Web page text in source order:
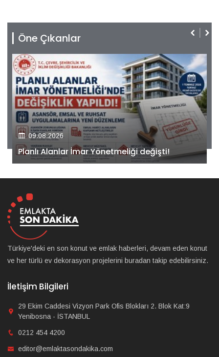
Öne Çıkanlar
09.08.2026
Kiler GYO’dan Pendik Dolayoba projesiyle ilgili
önemli adım!
Türkiye'deki en son konut ve emlak haberleri, devam eden konut
ve her türlü ev dekorasyon projelerini buradan takip edebilirsiniz.
İletişim Bilgileri
29 Ekim Caddesi Vizyon Park Ofis Blokları 2. Blok Kat:9
Yenibosna - İSTANBUL
0212 454 4200
editor@emlaktasondakika.com